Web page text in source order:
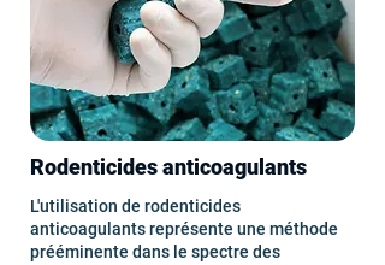
Rodenticides anticoagulants
L'utilisation de rodenticides
anticoagulants représente une méthode
prééminente dans le spectre des